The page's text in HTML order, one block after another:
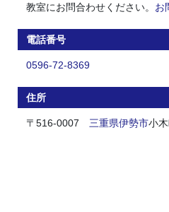
教室にお問合わせください。 お
電話番号
0596-72-8369
住所
〒516-0007 三重県伊勢市小